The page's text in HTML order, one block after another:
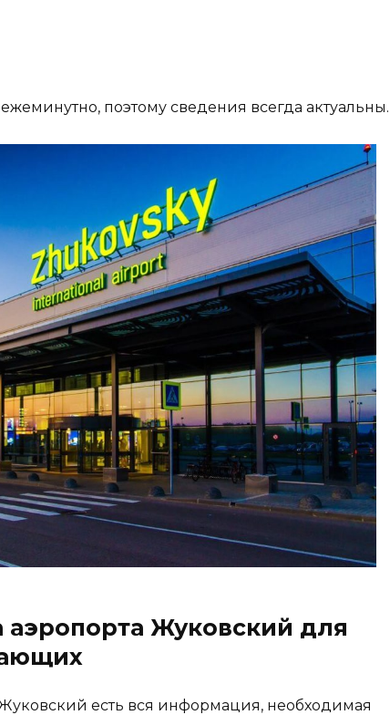
поэтому сведения всегда актуальны.
Жуковский для
есть вся информация, необходимая